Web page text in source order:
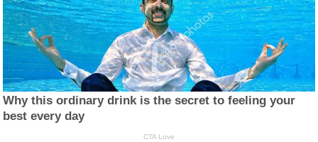
Why this ordinary drink is the secret to feeling your
best every day
CTA Love